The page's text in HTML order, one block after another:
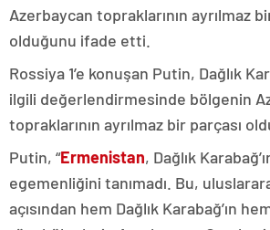
Azerbaycan topraklarının ayrılmaz
olduğunu ifade etti.
Rossiya 1’e konuşan Putin, Dağlık
ilgili değerlendirmesinde bölgenin
topraklarının ayrılmaz bir parçası
Putin, “Ermenistan, Dağlık
egemenliğini tanımadı. Bu,
açısından hem Dağlık Karabağ’ın